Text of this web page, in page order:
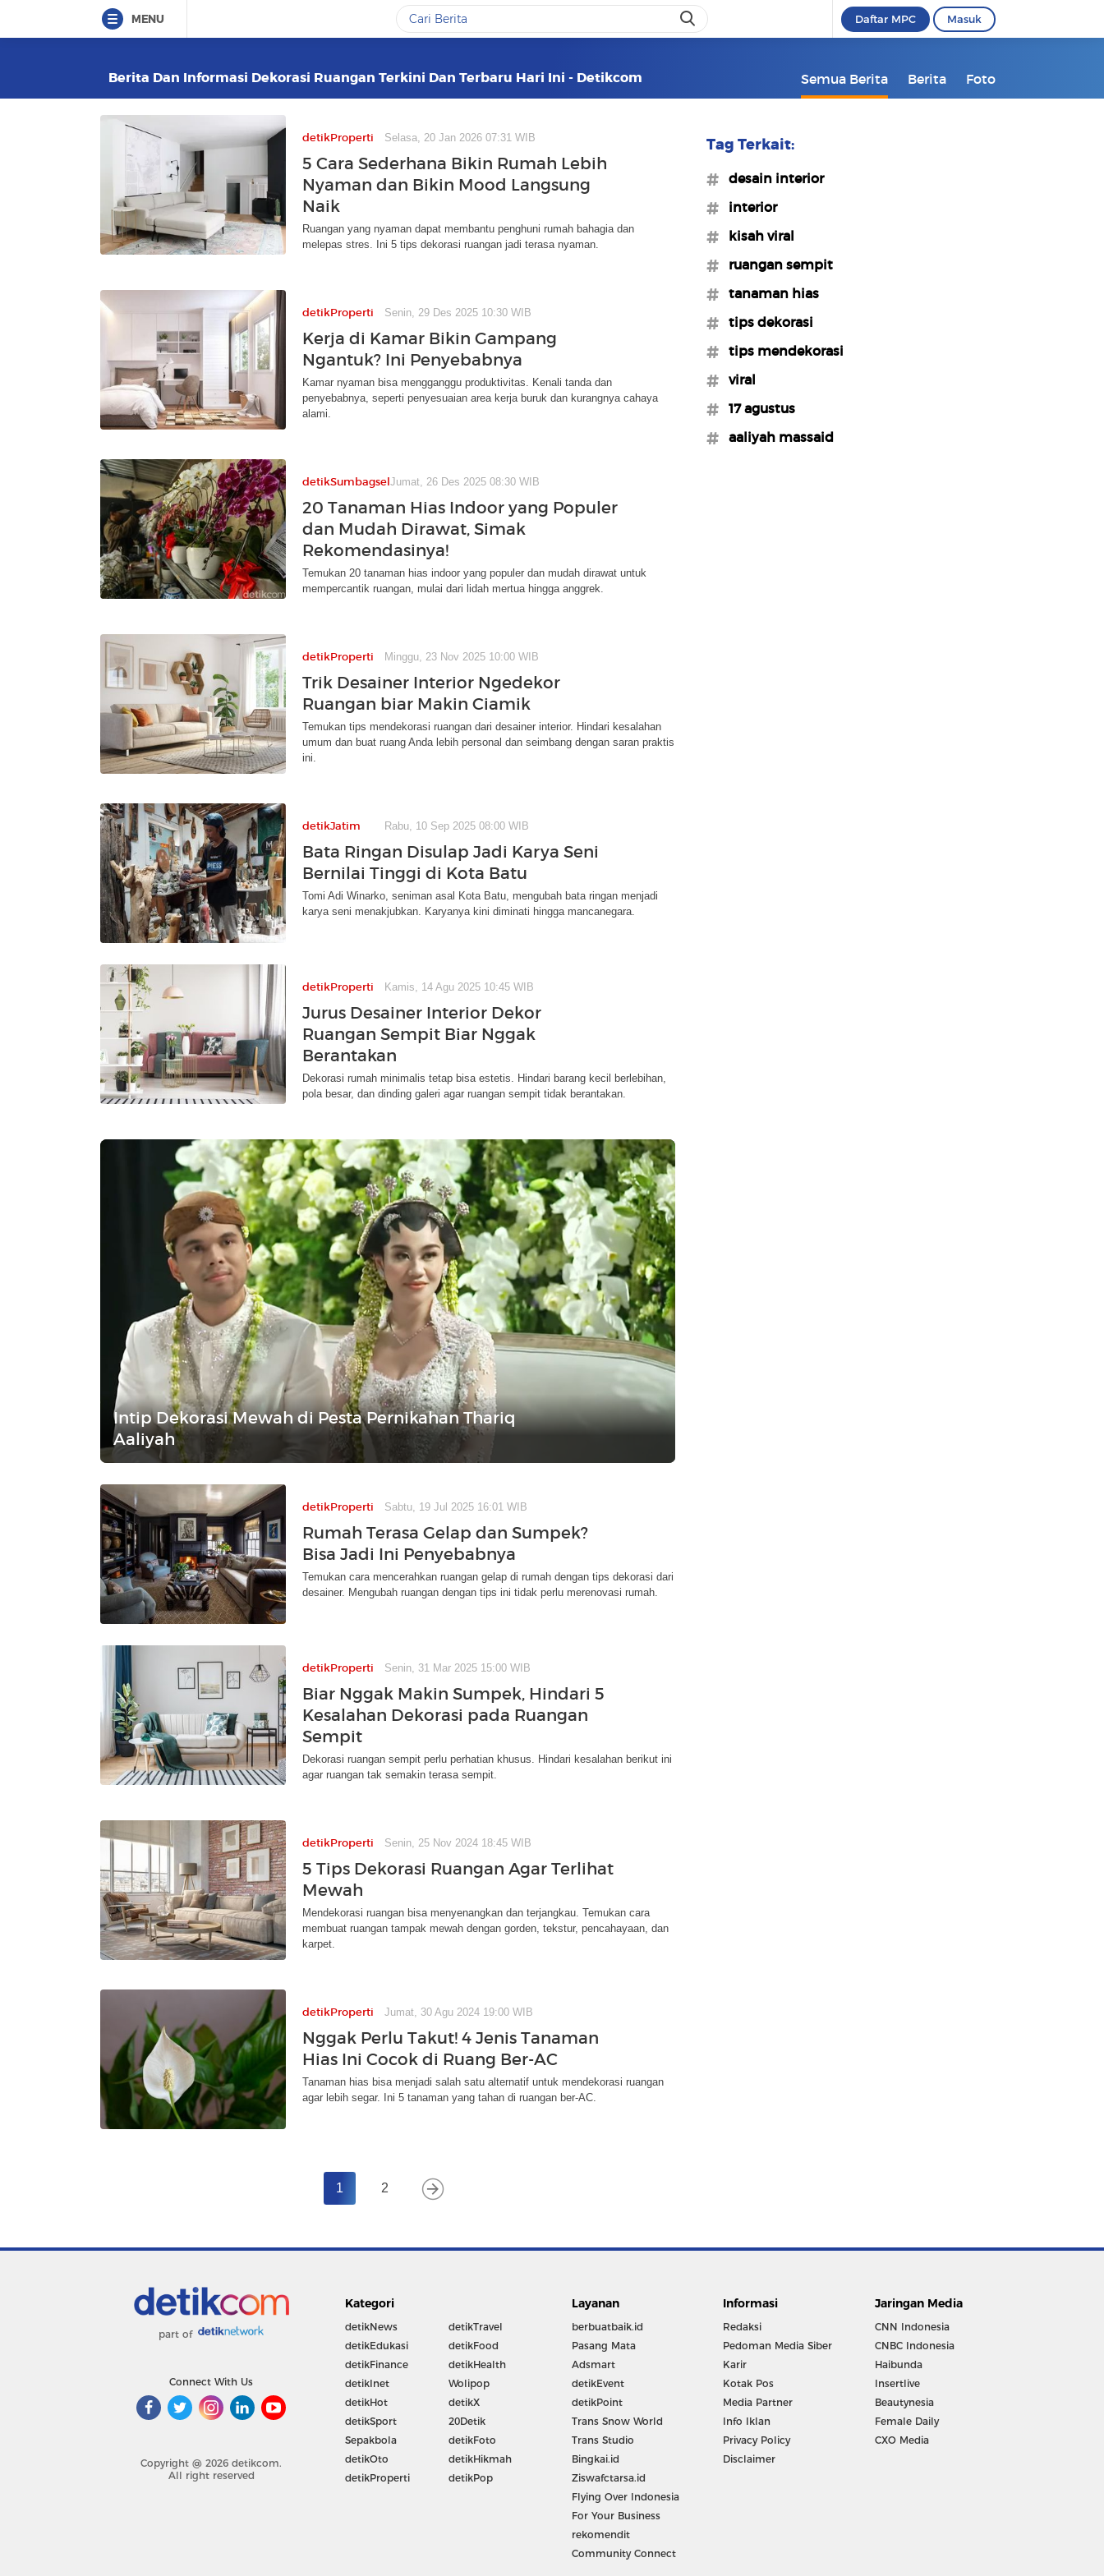
MENU Daftar MPC Masuk
Berita Dan Informasi Dekorasi Ruangan Terkini Dan Terbaru Hari Ini - Detikcom Semua Berita Berita Foto
detikProperti Selasa, 20 Jan 2026 07:31 WIB
5 Cara Sederhana Bikin Rumah Lebih
Nyaman dan Bikin Mood Langsung
Naik
Ruangan yang nyaman dapat membantu penghuni rumah bahagia dan
melepas stres. Ini 5 tips dekorasi ruangan jadi terasa nyaman.
detikProperti Senin, 29 Des 2025 10:30 WIB
Kerja di Kamar Bikin Gampang
Ngantuk? Ini Penyebabnya
Kamar nyaman bisa mengganggu produktivitas. Kenali tanda dan
penyebabnya, seperti penyesuaian area kerja buruk dan kurangnya cahaya
alami.
detikSumbagselJumat, 26 Des 2025 08:30 WIB
20 Tanaman Hias Indoor yang Populer
dan Mudah Dirawat, Simak
Rekomendasinya!
Temukan 20 tanaman hias indoor yang populer dan mudah dirawat untuk
mempercantik ruangan, mulai dari lidah mertua hingga anggrek.
detikProperti Minggu, 23 Nov 2025 10:00 WIB
Trik Desainer Interior Ngedekor
Ruangan biar Makin Ciamik
Temukan tips mendekorasi ruangan dari desainer interior. Hindari kesalahan
umum dan buat ruang Anda lebih personal dan seimbang dengan saran praktis
ini.
detikJatim Rabu, 10 Sep 2025 08:00 WIB
Bata Ringan Disulap Jadi Karya Seni
Bernilai Tinggi di Kota Batu
Tomi Adi Winarko, seniman asal Kota Batu, mengubah bata ringan menjadi
karya seni menakjubkan. Karyanya kini diminati hingga mancanegara.
detikProperti Kamis, 14 Agu 2025 10:45 WIB
Jurus Desainer Interior Dekor
Ruangan Sempit Biar Nggak
Berantakan
Dekorasi rumah minimalis tetap bisa estetis. Hindari barang kecil berlebihan,
pola besar, dan dinding galeri agar ruangan sempit tidak berantakan.
Intip Dekorasi Mewah di Pesta Pernikahan Thariq
Aaliyah
detikProperti Sabtu, 19 Jul 2025 16:01 WIB
Rumah Terasa Gelap dan Sumpek?
Bisa Jadi Ini Penyebabnya
Temukan cara mencerahkan ruangan gelap di rumah dengan tips dekorasi dari
desainer. Mengubah ruangan dengan tips ini tidak perlu merenovasi rumah.
detikProperti Senin, 31 Mar 2025 15:00 WIB
Biar Nggak Makin Sumpek, Hindari 5
Kesalahan Dekorasi pada Ruangan
Sempit
Dekorasi ruangan sempit perlu perhatian khusus. Hindari kesalahan berikut ini
agar ruangan tak semakin terasa sempit.
detikProperti Senin, 25 Nov 2024 18:45 WIB
5 Tips Dekorasi Ruangan Agar Terlihat
Mewah
Mendekorasi ruangan bisa menyenangkan dan terjangkau. Temukan cara
membuat ruangan tampak mewah dengan gorden, tekstur, pencahayaan, dan
karpet.
detikProperti Jumat, 30 Agu 2024 19:00 WIB
Nggak Perlu Takut! 4 Jenis Tanaman
Hias Ini Cocok di Ruang Ber-AC
Tanaman hias bisa menjadi salah satu alternatif untuk mendekorasi ruangan
agar lebih segar. Ini 5 tanaman yang tahan di ruangan ber-AC.
1 2
Tag Terkait:
#desain interior
#interior
#kisah viral
#ruangan sempit
#tanaman hias
#tips dekorasi
#tips mendekorasi
#viral
#17 agustus
#aaliyah massaid
part of
Connect With Us
Copyright @ 2026 detikcom.
All right reserved
Kategori
detikNews
detikEdukasi
detikFinance
detikInet
detikHot
detikSport
Sepakbola
detikOto
detikProperti
detikTravel
detikFood
detikHealth
Wolipop
detikX
20Detik
detikFoto
detikHikmah
detikPop
Layanan
berbuatbaik.id
Pasang Mata
Adsmart
detikEvent
detikPoint
Trans Snow World
Trans Studio
Bingkai.id
Ziswafctarsa.id
Flying Over Indonesia
For Your Business
rekomendit
Community Connect
Informasi
Redaksi
Pedoman Media Siber
Karir
Kotak Pos
Media Partner
Info Iklan
Privacy Policy
Disclaimer
Jaringan Media
CNN Indonesia
CNBC Indonesia
Haibunda
Insertlive
Beautynesia
Female Daily
CXO Media